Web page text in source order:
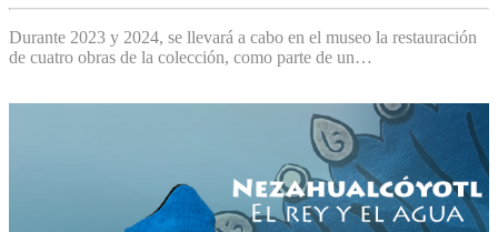
Durante 2023 y 2024, se llevará a cabo en el museo la restauración
de cuatro obras de la colección, como parte de un…